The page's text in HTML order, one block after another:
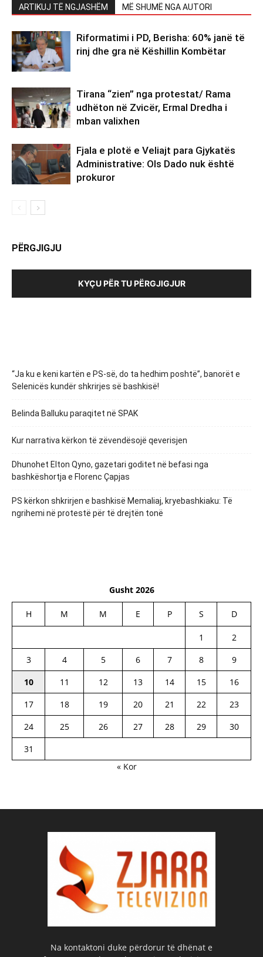
ARTIKUJ TË NGJASHËM MË SHUMË NGA AUTORI
Riformatimi i PD, Berisha: 60% janë të
rinj dhe gra në Këshillin Kombëtar
Tirana “zien” nga protestat/ Rama
udhëton në Zvicër, Ermal Dredha i
mban valixhen
Fjala e plotë e Veliajt para Gjykatës
Administrative: Ols Dado nuk është
prokuror
PËRGJIGJU
KYÇU PËR TU PËRGJIGJUR
“Ja ku e keni kartën e PS-së, do ta hedhim poshtë”, banorët e
Selenicës kundër shkrirjes së bashkisë!
Belinda Balluku paraqitet në SPAK
Kur narrativa kërkon të zëvendësojë qeverisjen
Dhunohet Elton Qyno, gazetari goditet në befasi nga
bashkëshortja e Florenc Çapjas
PS kërkon shkrirjen e bashkisë Memaliaj, kryebashkiaku: Të
ngrihemi në protestë për të drejtën tonë
Gusht 2026
H M M E P S D
1
2
3
4 5 6 7 8
9
10
11 12 13 14 15
16
17
18 19 20 21 22
23
24
25 26 27 28 29
30
31
« Kor
Na kontaktoni duke përdorur të dhënat e